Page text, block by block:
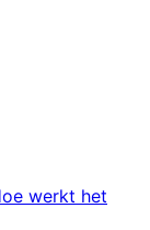
werkt het